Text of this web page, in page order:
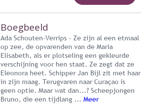
Boegbeeld
Ada Schouten-Verrips - Ze zijn al een etmaal
op zee, de opvarenden van de Maria
Elisabeth, als er plotseling een gekleurde
verschijning voor hen staat. Ze zegt dat ze
Eleonora heet. Schipper Jan Bijl zit met haar
in zijn maag. Terugvaren naar Curaçao is
geen optie. Maar wat dan...? Scheepjongen
Bruno, die een tijdlang ... Meer